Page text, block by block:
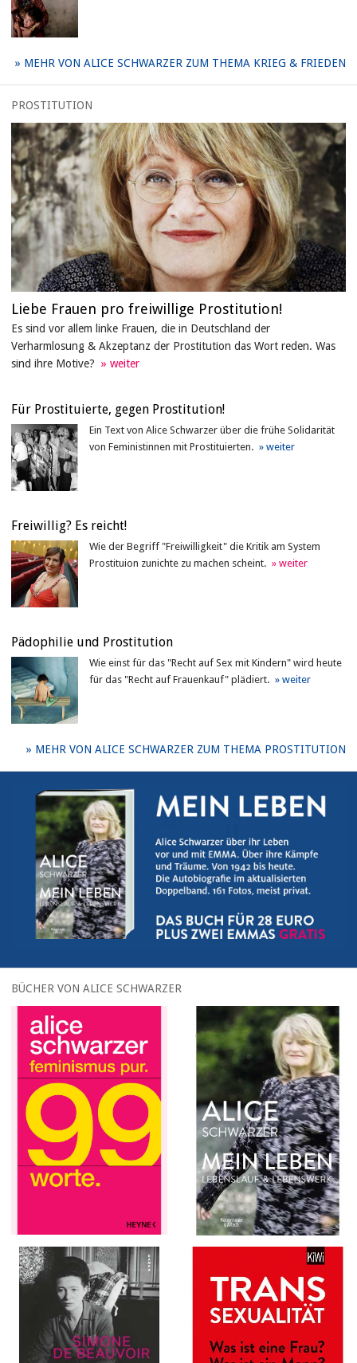
MEHR VON ALICE SCHWARZER ZUM THEMA KRIEG & FRIEDEN
PROSTITUTION
Liebe Frauen pro freiwillige ­Prostitution!
Es sind vor allem linke Frauen, die in Deutschland der
Verharmlosung & Akzeptanz der Prostitution das Wort reden. Was
sind ihre Motive?
Für Prostituierte, gegen Prostitution!
Ein Text von Alice Schwarzer über die frühe Solidarität
von Feministinnen mit Prostituierten.
Freiwillig? Es reicht!
Wie der Begriff "Freiwilligkeit" die Kritik am System
Prostituion zunichte zu machen scheint.
Pädophilie und Prostitution
Wie einst für das "Recht auf Sex mit Kindern" wird heute
für das "Recht auf Frauenkauf" plädiert.
MEHR VON ALICE SCHWARZER ZUM THEMA PROSTITUTION
BÜCHER VON ALICE SCHWARZER